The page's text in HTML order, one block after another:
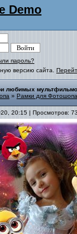
Demo
пароль?
версию сайта.
любимых
» Рамки для Фотошопа
20:15 | Просмотров: